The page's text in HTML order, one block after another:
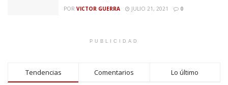
POR VICTOR GUERRA JULIO 21, 2021 0
PUBLICIDAD
Tendencias Comentarios Lo último